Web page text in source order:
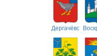
Дергачёвский